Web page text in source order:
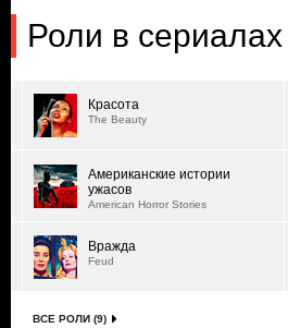
Роли в сериалах
Красота
The Beauty
Американские истории
ужасов
American Horror Stories
Вражда
Feud
ВСЕ РОЛИ (9)